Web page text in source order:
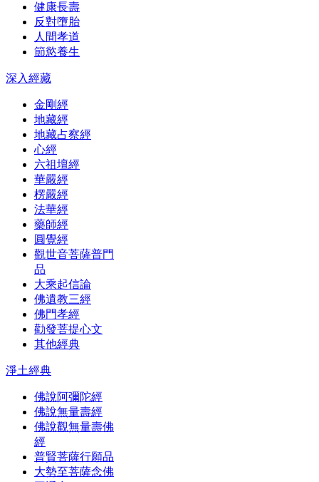
健康長壽
反對墮胎
人間孝道
節慾養生
深入經藏
金剛經
地藏經
地藏占察經
心經
六祖壇經
華嚴經
楞嚴經
法華經
藥師經
圓覺經
觀世音菩薩普門
品
大乘起信論
佛遺教三經
佛門孝經
勸發菩提心文
其他經典
淨土經典
佛說阿彌陀經
佛說無量壽經
佛說觀無量壽佛
經
普賢菩薩行願品
大勢至菩薩念佛